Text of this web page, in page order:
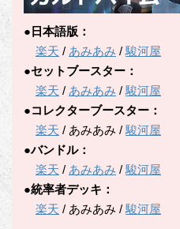
●日本語版：
楽天 / あみあみ /駿河屋
●セットブースター：
楽天 / あみあみ /駿河屋
●コレクターブースター：
楽天 / あみあみ /駿河屋
●バンドル：
楽天 / あみあみ /駿河屋
●統率者デッキ：
楽天 / あみあみ /駿河屋